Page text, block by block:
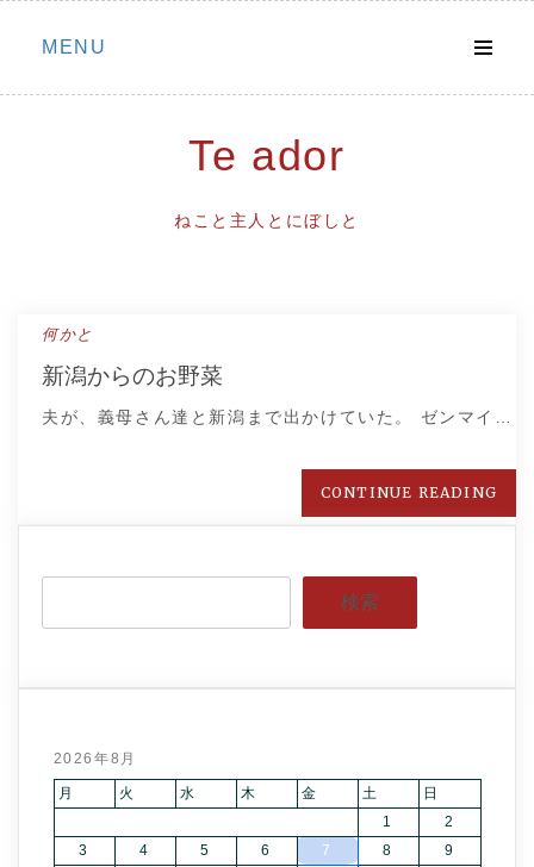
Skip
MENU
Te ador
ねこと主人とにぼしと
何かと
新潟からのお野菜
夫が、義母さん達と新潟まで出かけていた。 ゼンマイ…
CONTINUE READING
検索
2026年8月
月 火 水 木 金 土
日
1
2
3
4 5 6 7 8
9